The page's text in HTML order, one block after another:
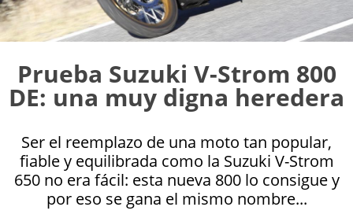
Prueba Suzuki V-Strom 800
DE: una muy digna heredera
Ser el reemplazo de una moto tan popular,
fiable y equilibrada como la Suzuki V-Strom
650 no era fácil: esta nueva 800 lo consigue y
por eso se gana el mismo nombre...